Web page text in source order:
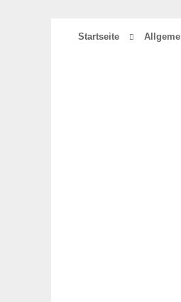
Startseite